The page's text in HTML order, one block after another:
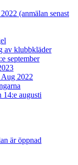
(anmälan senast
av klubbkläder
september
Aug 2022
14:e augusti
är öppnad